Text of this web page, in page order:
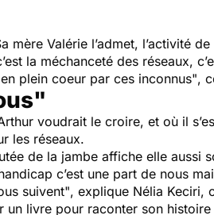
Valérie l’admet, l’activité
la méchanceté des réseaux,
plein coeur par ces inconnus",
voudrait le croire, et où il
les réseaux.
de la jambe affiche elle aussi
c’est une part de nous
suivent", explique Nélia Keciri,
livre pour raconter son